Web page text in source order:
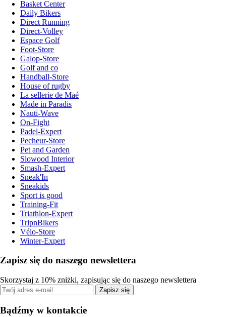
Basket Center
Daily Bikers
Direct Running
Direct-Volley
Espace Golf
Foot-Store
Galop-Store
Golf and co
Handball-Store
House of rugby
La sellerie de Maé
Made in Paradis
Nauti-Wave
On-Fight
Padel-Expert
Pecheur-Store
Pet and Garden
Slowood Interior
Smash-Expert
Sneak'In
Sneakids
Sport is good
Training-Fit
Triathlon-Expert
TripnBikers
Vélo-Store
Winter-Expert
Zapisz się do naszego newslettera
Skorzystaj z 10% zniżki, zapisując się do naszego newslettera
Zapisz się
Bądźmy w kontakcie